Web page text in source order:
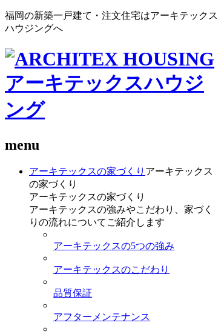
福岡の新築一戸建て・注文住宅はアーキテックス
ハウジングへ
menu
アーキテックスの家づくり アーキテックス
の家づくり
アーキテックスの家づくり
アーキテックスの強みやこだわり、家づく
りの流れについてご紹介します
アーキテックスの5つの強み
アーキテックスのこだわり
品質保証
アフターメンテナンス